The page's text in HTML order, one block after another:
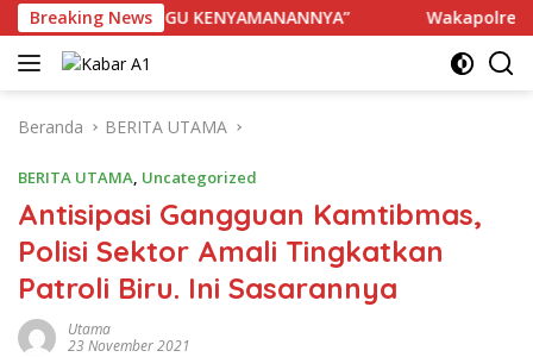
Langsung
ke
konten
Breaking News
TERGANGGU KENYAMANANNYA” Wakapolres
Beranda BERITA UTAMA
BERITA UTAMA, Uncategorized
Antisipasi Gangguan Kamtibmas,
Polisi Sektor Amali Tingkatkan
Patroli Biru. Ini Sasarannya
Utama
23 November 2021